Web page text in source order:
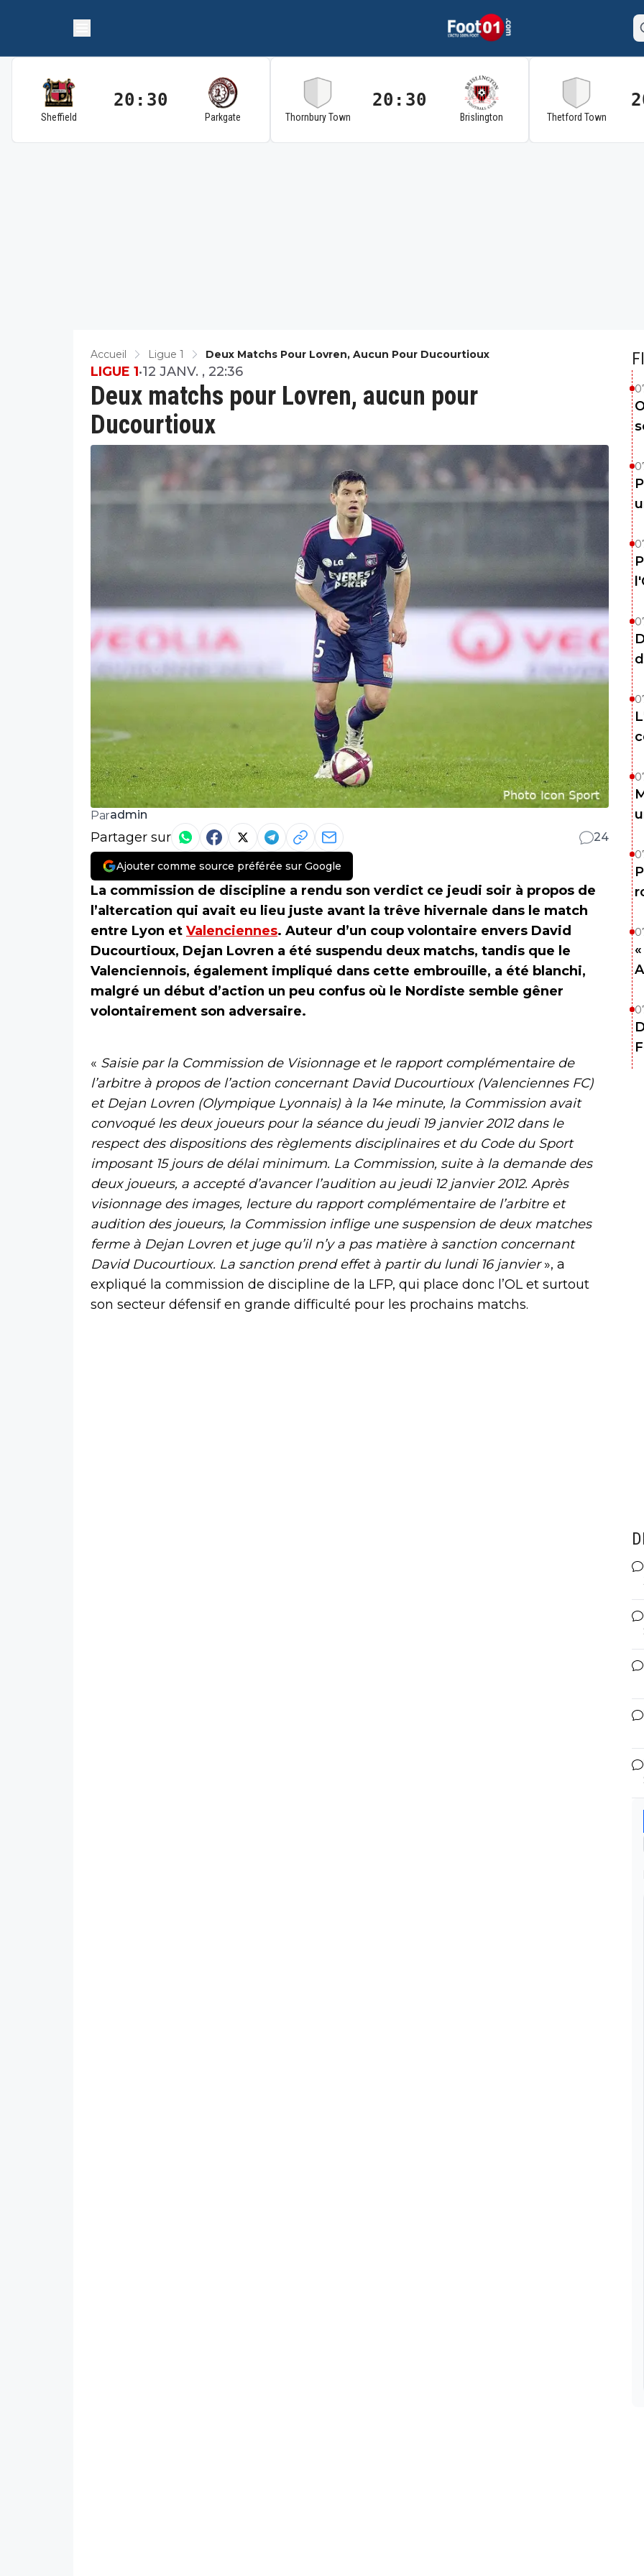
Sheffield
20:30
Parkgate Thornbury Town
20:30
Brislington Thetford Town
Accueil Ligue 1 Deux Matchs Pour Lovren, Aucun Pour Ducourtioux
Deux matchs pour Lovren, aucun pour
Ducourtioux
LIGUE 1•12 JANV. , 22:36
Paradmin
Partager sur 24
Ajouter comme source préférée sur Google
La commission de discipline a rendu son verdict ce jeudi soir à propos de
l’altercation qui avait eu lieu juste avant la trêve hivernale dans le match
entre Lyon et Valenciennes. Auteur d’un coup volontaire envers David
Ducourtioux, Dejan Lovren a été suspendu deux matchs, tandis que le
Valenciennois, également impliqué dans cette embrouille, a été blanchi,
malgré un début d’action un peu confus où le Nordiste semble gêner
volontairement son adversaire.
« Saisie par la Commission de Visionnage et le rapport complémentaire de
l’arbitre à propos de l’action concernant David Ducourtioux (Valenciennes FC)
et Dejan Lovren (Olympique Lyonnais) à la 14e minute, la Commission avait
convoqué les deux joueurs pour la séance du jeudi 19 janvier 2012 dans le
respect des dispositions des règlements disciplinaires et du Code du Sport
imposant 15 jours de délai minimum. La Commission, suite à la demande des
deux joueurs, a accepté d’avancer l’audition au jeudi 12 janvier 2012. Après
visionnage des images, lecture du rapport complémentaire de l’arbitre et
audition des joueurs, la Commission inflige une suspension de deux matches
ferme à Dejan Lovren et juge qu’il n’y a pas matière à sanction concernant
David Ducourtioux. La sanction prend effet à partir du lundi 16 janvier», a
expliqué la commission de discipline de la LFP, qui place donc l’OL et surtout
son secteur défensif en grande difficulté pour les prochains matchs.